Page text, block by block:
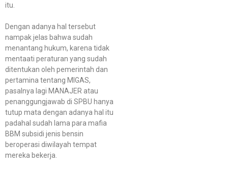
itu.
Dengan adanya hal tersebut
nampak jelas bahwa sudah
menantang hukum, karena tidak
mentaati peraturan yang sudah
ditentukan oleh pemerintah dan
pertamina tentang MIGAS,
pasalnya lagi MANAJER atau
penanggungjawab di SPBU hanya
tutup mata dengan adanya hal itu
padahal sudah lama para mafia
BBM subsidi jenis bensin
beroperasi diwilayah tempat
mereka bekerja.